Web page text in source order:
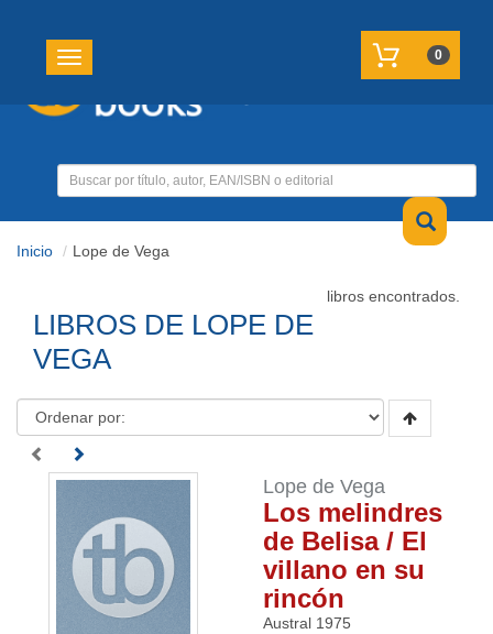
Toggle navigation 0
Inicio Lope de Vega
libros encontrados.
LIBROS DE LOPE DE
VEGA
Lope de Vega
Los melindres
de Belisa / El
villano en su
rincón
Austral 1975